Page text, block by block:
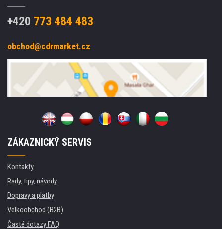
+420 773 484 483
obchod@cdrmarket.cz
ZÁKAZNICKÝ SERVIS
Kontakty
Rady, tipy, návody
Dopravy a platby
Velkoobchod (B2B)
Časté dotazy FAQ